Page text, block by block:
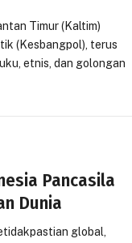
Timur (Kaltim)
(Kesbangpol), terus
etnis, dan golongan
Pancasila
Dunia
global,